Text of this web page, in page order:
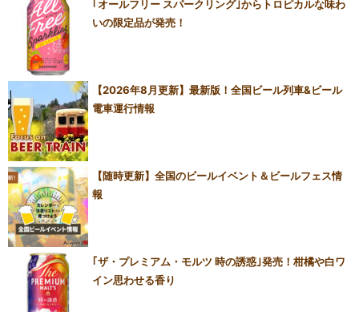
｢オールフリー スパークリング｣からトロピカルな味わ
いの限定品が発売！
【2026年8月更新】最新版！全国ビール列車&ビール
電車運行情報
【随時更新】全国のビールイベント＆ビールフェス情
報
｢ザ・プレミアム・モルツ 時の誘惑｣発売！柑橘や白ワ
イン思わせる香り